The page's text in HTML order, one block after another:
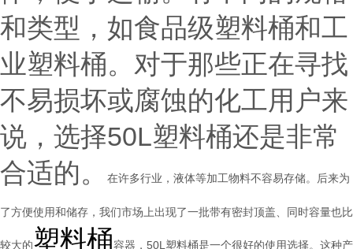
和类型，如食品级塑料桶和工
业塑料桶。 对于那些正在寻找
不易损坏或腐蚀的化工用户来
说，选择50L塑料桶还是非常
合适的。
在许多行业，液体等加工物料不容易存储。后来为
了方便使用和储存，我们市场上出现了一批带有密封顶盖、同时容量也比
较大的塑料桶容器，50L塑料桶是一个很好的使用选择。这种产